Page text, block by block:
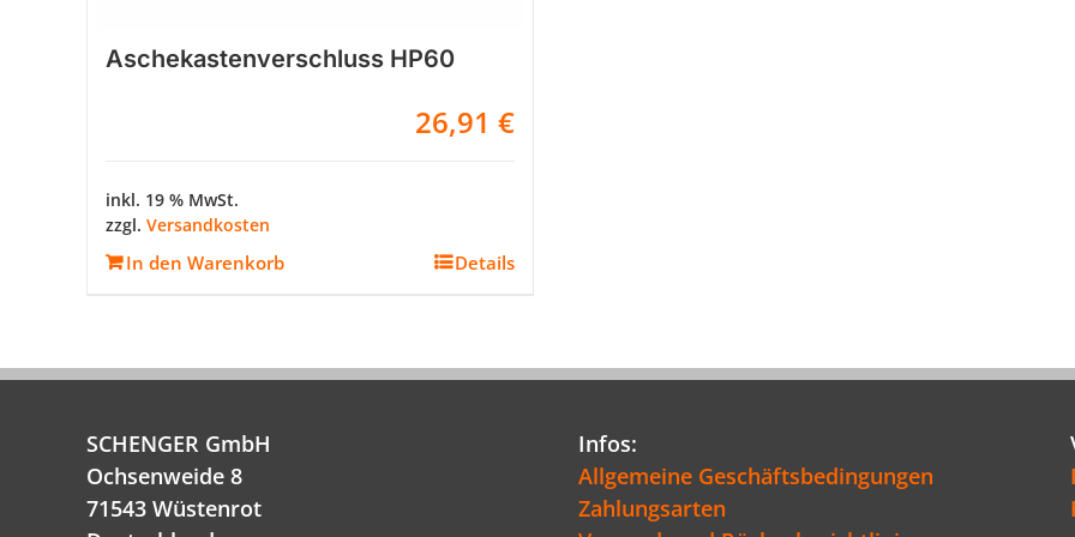
Aschekastenverschluss HP60
26,91€
inkl. 19 % MwSt.
zzgl. Versandkosten
In den Warenkorb Details
SCHENGER GmbH
Ochsenweide 8
71543 Wüstenrot
Infos:
Allgemeine Geschäftsbedingungen
Zahlungsarten